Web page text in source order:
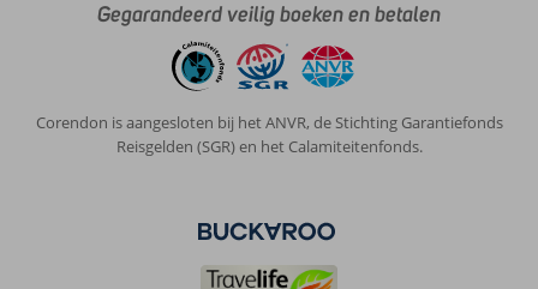
Gegarandeerd veilig boeken en betalen
Corendon is aangesloten bij het ANVR, de Stichting Garantiefonds
Reisgelden (SGR) en het Calamiteitenfonds.